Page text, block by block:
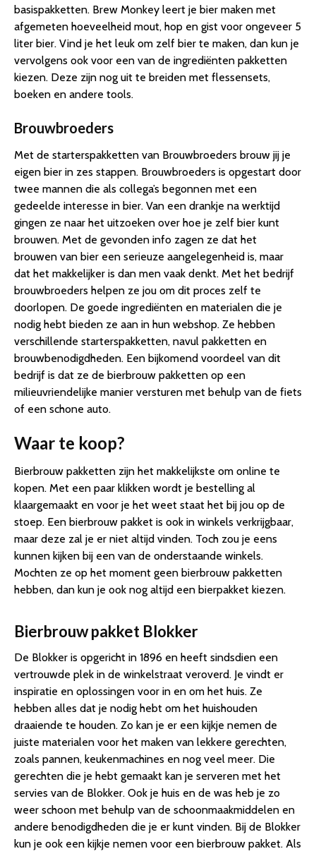
basispakketten. Brew Monkey leert je bier maken met
afgemeten hoeveelheid mout, hop en gist voor ongeveer 5
liter bier. Vind je het leuk om zelf bier te maken, dan kun je
vervolgens ook voor een van de ingrediënten pakketten
kiezen. Deze zijn nog uit te breiden met flessensets,
boeken en andere tools.
Brouwbroeders
Met de starterspakketten van Brouwbroeders brouw jij je
eigen bier in zes stappen. Brouwbroeders is opgestart door
twee mannen die als collega’s begonnen met een
gedeelde interesse in bier. Van een drankje na werktijd
gingen ze naar het uitzoeken over hoe je zelf bier kunt
brouwen. Met de gevonden info zagen ze dat het
brouwen van bier een serieuze aangelegenheid is, maar
dat het makkelijker is dan men vaak denkt. Met het bedrijf
brouwbroeders helpen ze jou om dit proces zelf te
doorlopen. De goede ingrediënten en materialen die je
nodig hebt bieden ze aan in hun webshop. Ze hebben
verschillende starterspakketten, navul pakketten en
brouwbenodigdheden. Een bijkomend voordeel van dit
bedrijf is dat ze de bierbrouw pakketten op een
milieuvriendelijke manier versturen met behulp van de fiets
of een schone auto.
Waar te koop?
Bierbrouw pakketten zijn het makkelijkste om online te
kopen. Met een paar klikken wordt je bestelling al
klaargemaakt en voor je het weet staat het bij jou op de
stoep. Een bierbrouw pakket is ook in winkels verkrijgbaar,
maar deze zal je er niet altijd vinden. Toch zou je eens
kunnen kijken bij een van de onderstaande winkels.
Mochten ze op het moment geen bierbrouw pakketten
hebben, dan kun je ook nog altijd een bierpakket kiezen.
Bierbrouw pakket Blokker
De Blokker is opgericht in 1896 en heeft sindsdien een
vertrouwde plek in de winkelstraat veroverd. Je vindt er
inspiratie en oplossingen voor in en om het huis. Ze
hebben alles dat je nodig hebt om het huishouden
draaiende te houden. Zo kan je er een kijkje nemen de
juiste materialen voor het maken van lekkere gerechten,
zoals pannen, keukenmachines en nog veel meer. Die
gerechten die je hebt gemaakt kan je serveren met het
servies van de Blokker. Ook je huis en de was heb je zo
weer schoon met behulp van de schoonmaakmiddelen en
andere benodigdheden die je er kunt vinden. Bij de Blokker
kun je ook een kijkje nemen voor een bierbrouw pakket. Als